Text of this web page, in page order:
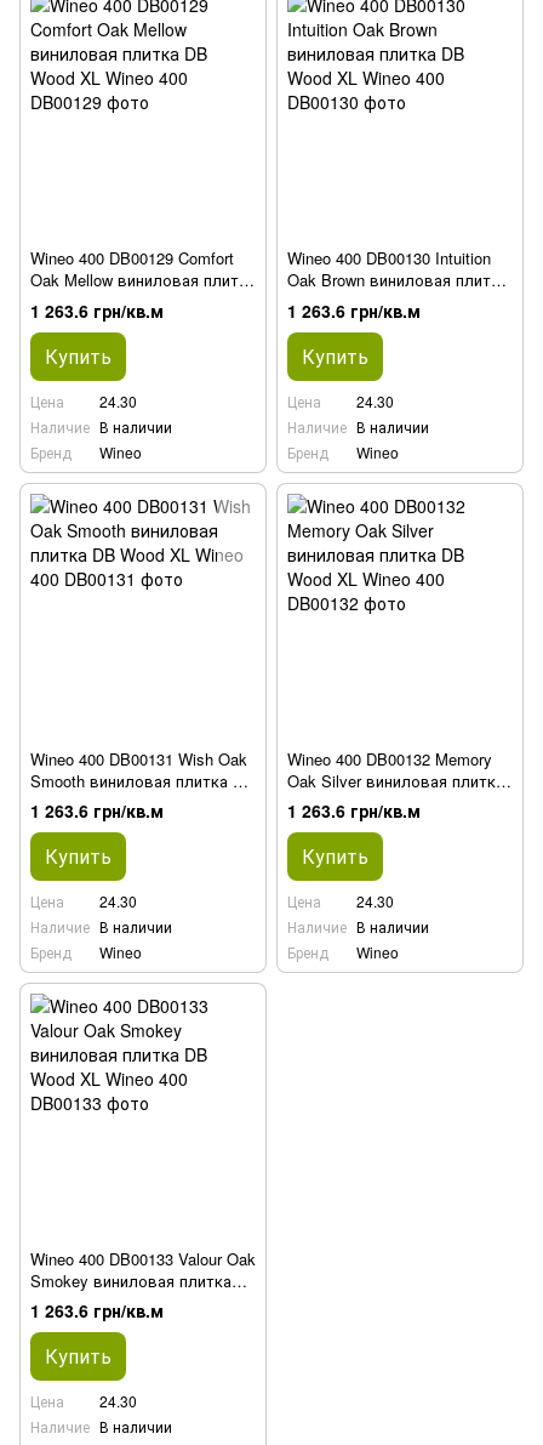
Wineo 400 DB00129 Comfort
Oak Mellow виниловая плитка
DB Wood XL
1 263.6 грн/кв.м
Купить
Цена
24.30
Наличие В наличии
Бренд
Wineo
Wineo 400 DB00130 Intuition
Oak Brown виниловая плитка
DB Wood XL
1 263.6 грн/кв.м
Купить
Цена
24.30
Наличие В наличии
Бренд
Wineo
Wineo 400 DB00131 Wish Oak
Smooth виниловая плитка DB
Wood XL
1 263.6 грн/кв.м
Купить
Цена
24.30
Наличие В наличии
Бренд
Wineo
Wineo 400 DB00132 Memory
Oak Silver виниловая плитка
DB Wood XL
1 263.6 грн/кв.м
Купить
Цена
24.30
Наличие В наличии
Бренд
Wineo
Wineo 400 DB00133 Valour Oak
Smokey виниловая плитка
DB Wood XL
1 263.6 грн/кв.м
Купить
Цена
24.30
Наличие В наличии